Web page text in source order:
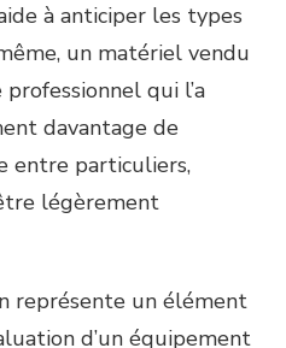
à anticiper les types
un matériel vendu
qui l’a
davantage de
entre particuliers,
légèrement
représente un élément
d’un équipement